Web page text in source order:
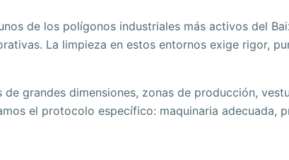
de los polígonos industriales más activos del
La limpieza en estos entornos exige rigor,
de grandes dimensiones, zonas de producción,
el protocolo específico: maquinaria adecuada,